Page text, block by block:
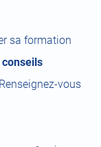
sa formation
vous